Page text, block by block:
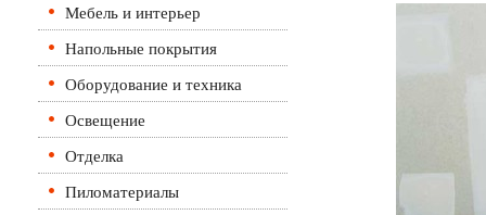
Мебель и интерьер
Напольные покрытия
Оборудование и техника
Освещение
Отделка
Пиломатериалы